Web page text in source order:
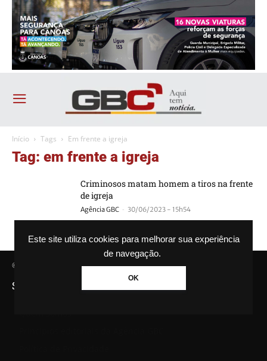
Este site utiliza cookies para melhorar sua experiência
de navegação.
OK
Início Tags Em frente a igreja
Tag: em frente a igreja
Criminosos matam homem a tiros na frente
de igreja
Agência GBC - 30/06/2023 - 15h54
© Agência GBC. Aqui tem notícia. Todos os direitos reservados.
SAIBA MAIS SOBRE A AGÊNCIA GBC